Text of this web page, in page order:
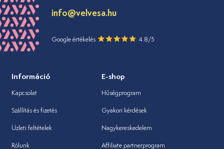
info@velvesa.hu
Google értékelés 4.8/5
Információ
Kapcsolat
Szállítás és fizetés
Üzleti feltételek
Rólunk
E-shop
Hűségprogram
Gyakori kérdések
Nagykereskedelem
Affiliate partnerprogram